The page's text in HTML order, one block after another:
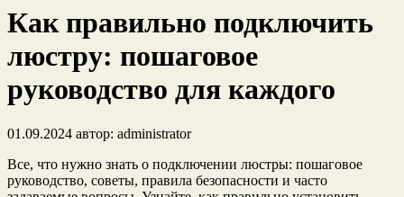
Как правильно подключить
люстру: пошаговое
руководство для каждого
01.09.2024 автор: administrator
Все, что нужно знать о подключении люстры: пошаговое
руководство, советы, правила безопасности и часто